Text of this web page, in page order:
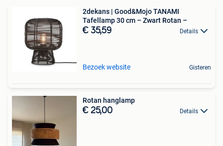
2dekans | Good&Mojo TANAMI
Tafellamp 30 cm – Zwart Rotan –
€ 35,59 Details
Bezoek website Gisteren
Rotan hanglamp
€ 25,00 Details